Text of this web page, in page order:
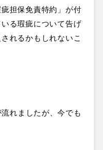
担保免責特約」が付
る瑕疵について告げ
れるかもしれないこ
れましたが、今でも